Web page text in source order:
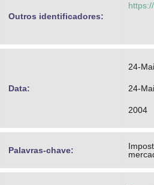
Outros identificadores:
Data:
24-
24-
2004
Palavras-chave: